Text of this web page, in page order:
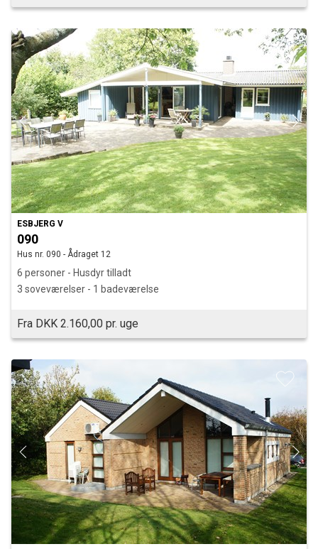
ESBJERG V
090
Hus nr. 090 - Ådraget 12
6 personer - Husdyr tilladt
3 soveværelser - 1 badeværelse
Fra DKK 2.160,00 pr. uge